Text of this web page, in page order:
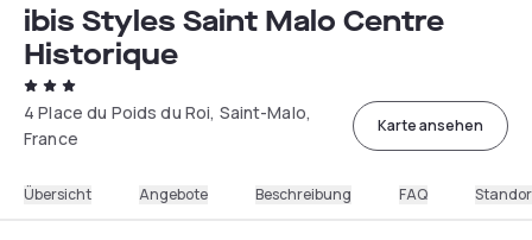
ibis Styles Saint Malo Centre
Historique
4 Place du Poids du Roi, Saint-Malo,
France
Karte ansehen
Übersicht Angebote Beschreibung FAQ